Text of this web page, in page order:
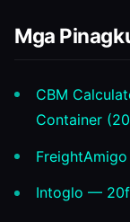
Mga
CBM
Container
Intoglo —